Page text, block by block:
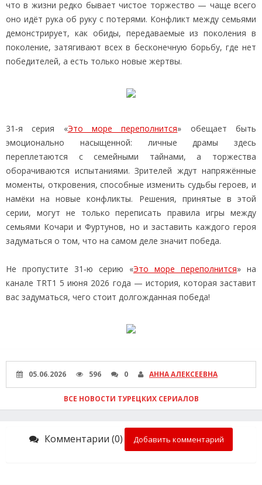
что в жизни редко бывает чистое торжество — чаще всего
оно идёт рука об руку с потерями. Конфликт между семьями
демонстрирует, как обиды, передаваемые из поколения в
поколение, затягивают всех в бесконечную борьбу, где нет
победителей, а есть только новые жертвы.
31‑я серия «Это море переполнится» обещает быть
эмоционально насыщенной: личные драмы здесь
переплетаются с семейными тайнами, а торжества
оборачиваются испытаниями. Зрителей ждут напряжённые
моменты, откровения, способные изменить судьбы героев, и
намёки на новые конфликты. Решения, принятые в этой
серии, могут не только переписать правила игры между
семьями Кочари и Фуртунов, но и заставить каждого героя
задуматься о том, что на самом деле значит победа.
Не пропустите 31‑ю серию «Это море переполнится» на
канале TRT1 5 июня 2026 года — история, которая заставит
вас задуматься, чего стоит долгожданная победа!
05.06.2026 596 0 АННА АЛЕКСЕЕВНА
ВСЕ НОВОСТИ ТУРЕЦКИХ СЕРИАЛОВ
Комментарии (0) Добавить комментарий